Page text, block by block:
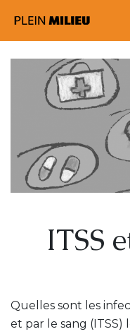
ITSS
Quelles sont les
et par le sang (ITSS)